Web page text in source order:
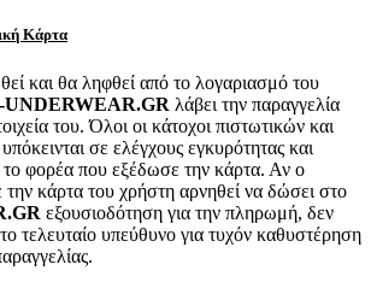
Κάρτα
και θα ληφθεί από το λογαριασμό του
UNDERWEAR.GR λάβει την παραγγελία
του. Όλοι οι κάτοχοι πιστωτικών και
σε ελέγχους εγκυρότητας και
το φορέα που εξέδωσε την κάρτα. Αν ο
κάρτα του χρήστη αρνηθεί να δώσει στο
εξουσιοδότηση για την πληρωμή, δεν
τελευταίο υπεύθυνο για τυχόν καθυστέρηση